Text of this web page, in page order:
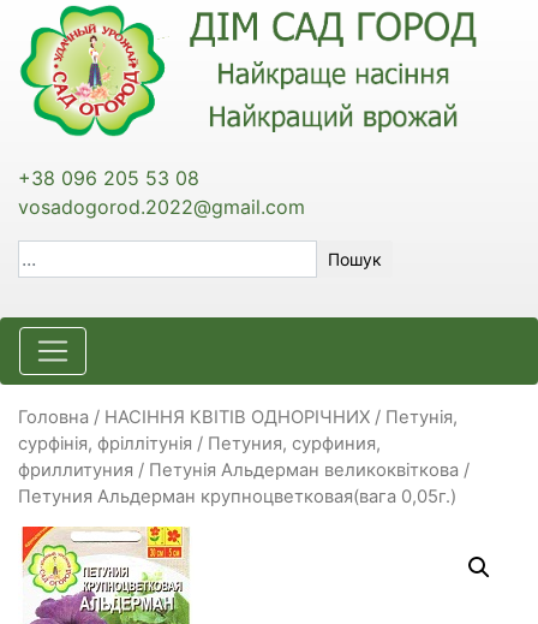
+38 096 205 53 08
vosadogorod.2022@gmail.com
Пошук
Головна / НАСІННЯ КВІТІВ ОДНОРІЧНИХ / Петунія,
сурфінія, фріллітунія / Петуния, сурфиния,
фриллитуния / Петунія Альдерман великоквіткова /
Петуния Альдерман крупноцветковая(вага 0,05г.)